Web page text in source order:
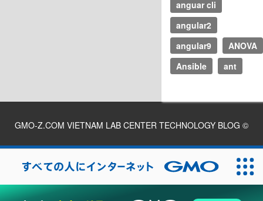
anguar cli
angular2
angular9
ANOVA
Ansible
ant
GMO-Z.COM VIETNAM LAB CENTER TECHNOLOGY BLOG ©
2026